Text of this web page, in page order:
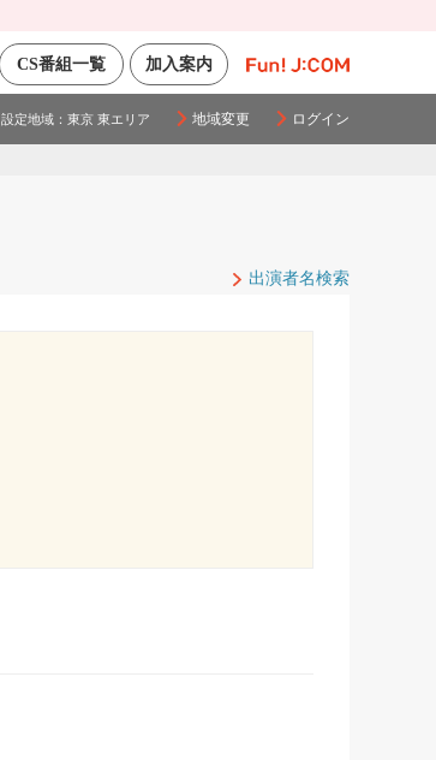
加入案内
CS番組一覧
設定地域： 東京 東エリア 地域変更 ログイン
出演者名検索